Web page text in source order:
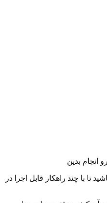
انجام بدین
تا با چند راهکار قابل اجرا در